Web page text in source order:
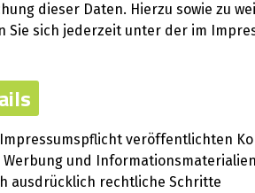
dieser Daten. Hierzu sowie zu
Sie sich jederzeit unter der im
veröffentlichten
und
ausdrücklich rechtliche Schritte